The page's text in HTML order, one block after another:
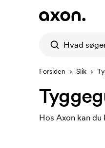
Forsiden Slik
Hos Axon kan